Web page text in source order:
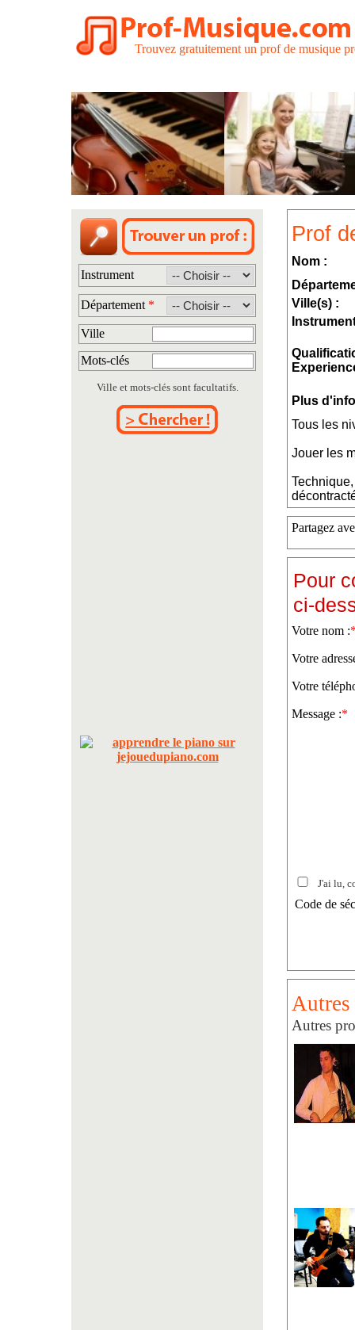
Trouvez gratuitement un prof de musique
Instrument
Département *
Ville
Mots-clés
Ville et mots-clés sont facultatifs.
Prof
Nom :
Ville(s) :
Plus
Tous les
Jouer les
Partagez
Pour
ci-
Votre nom :
Votre
Votre
Message :*
J'ai lu,
Code de
Autres
Autres